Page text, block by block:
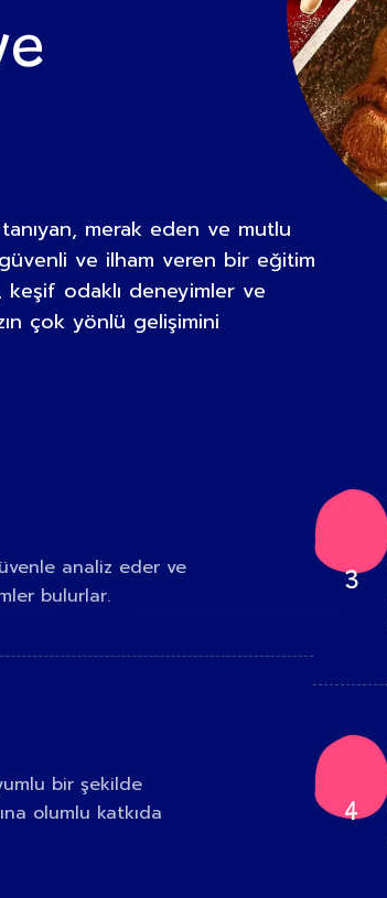
merak eden ve mutlu
ve ilham veren bir eğitim
odaklı deneyimler ve
çok yönlü gelişimini
analiz eder ve
bulurlar.
bir şekilde
olumlu katkıda
3
4